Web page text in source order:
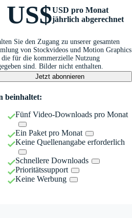
US$USD pro Monat
jährlich abgerechnet
Sie den Zugang zu unserer gesamten
von Stockvideos und Motion Graphics
für die kommerzielle Nutzung
sind. Bilder nicht enthalten.
Jetzt abonnieren
beinhaltet:
Fünf Video-Downloads pro Monat
Ein Paket pro Monat
Keine Quellenangabe erforderlich
Schnellere Downloads
Prioritätssupport
Keine Werbung